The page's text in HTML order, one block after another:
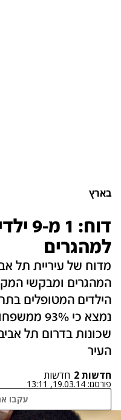
בארץ
דוח:
למהגרים
מדוח של עיריית תל
הילדים המטופלים
העיר
חדשות 2 חדשות
פורסם: 19.03.14, 13:11
עקבו